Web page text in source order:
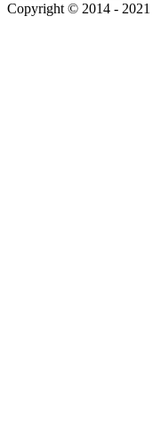
Copyright © 2014 - 2021